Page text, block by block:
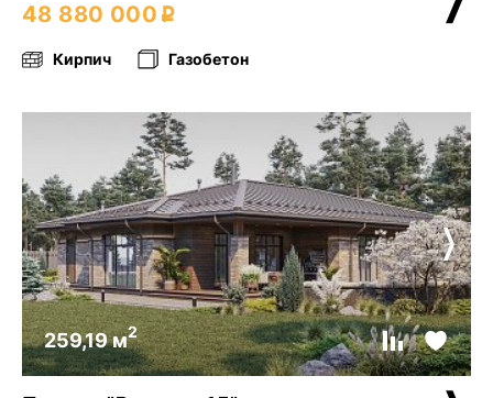
48 880 000
Кирпич Газобетон
259,19 м2